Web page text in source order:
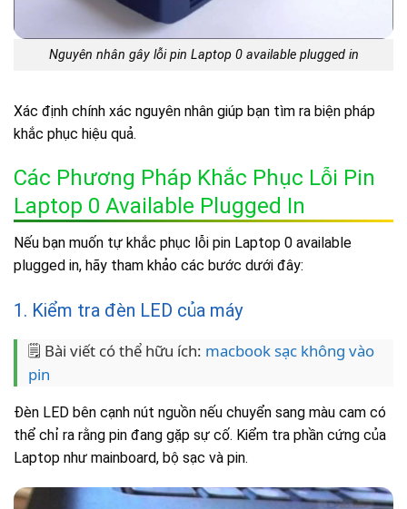
Nguyên nhân gây lỗi pin Laptop 0 available plugged in
Xác định chính xác nguyên nhân giúp bạn tìm ra biện pháp
khắc phục hiệu quả.
Các Phương Pháp Khắc Phục Lỗi Pin
Laptop 0 Available Plugged In
Nếu bạn muốn tự khắc phục lỗi pin Laptop 0 available
plugged in, hãy tham khảo các bước dưới đây:
1. Kiểm tra đèn LED của máy
🗒️ Bài viết có thể hữu ích: macbook sạc không vào
pin
Đèn LED bên cạnh nút nguồn nếu chuyển sang màu cam có
thể chỉ ra rằng pin đang gặp sự cố. Kiểm tra phần cứng của
Laptop như mainboard, bộ sạc và pin.